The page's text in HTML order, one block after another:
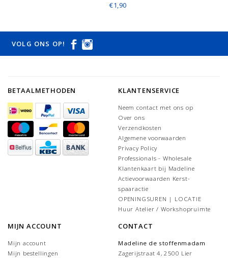
€1,90
VOLG ONS OP!
BETAALMETHODEN KLANTENSERVICE
Neem contact met ons op
Over ons
Verzendkosten
Algemene voorwaarden
Privacy Policy
Professionals - Wholesale
Klantenkaart bij Madeline
Actievoorwaarden Kerst-
spaaractie
OPENINGSUREN | LOCATIE
Huur Atelier / Workshopruimte
MIJN ACCOUNT
Mijn account
Mijn bestellingen
CONTACT
Madeline de stoffenmadam
Zagerijstraat 4, 2500 Lier